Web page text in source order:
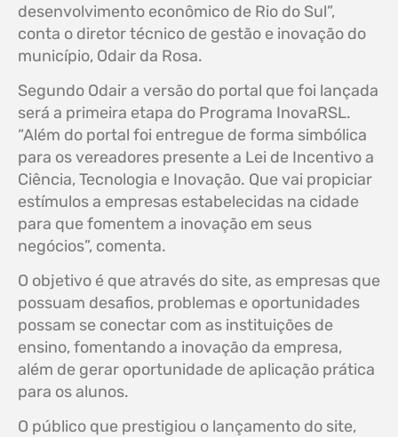
desenvolvimento econômico de Rio do Sul”,
conta o diretor técnico de gestão e inovação do
município, Odair da Rosa.
Segundo Odair a versão do portal que foi lançada
será a primeira etapa do Programa InovaRSL.
“Além do portal foi entregue de forma simbólica
para os vereadores presente a Lei de Incentivo a
Ciência, Tecnologia e Inovação. Que vai propiciar
estímulos a empresas estabelecidas na cidade
para que fomentem a inovação em seus
negócios”, comenta.
O objetivo é que através do site, as empresas que
possuam desafios, problemas e oportunidades
possam se conectar com as instituições de
ensino, fomentando a inovação da empresa,
além de gerar oportunidade de aplicação prática
para os alunos.
O público que prestigiou o lançamento do site,